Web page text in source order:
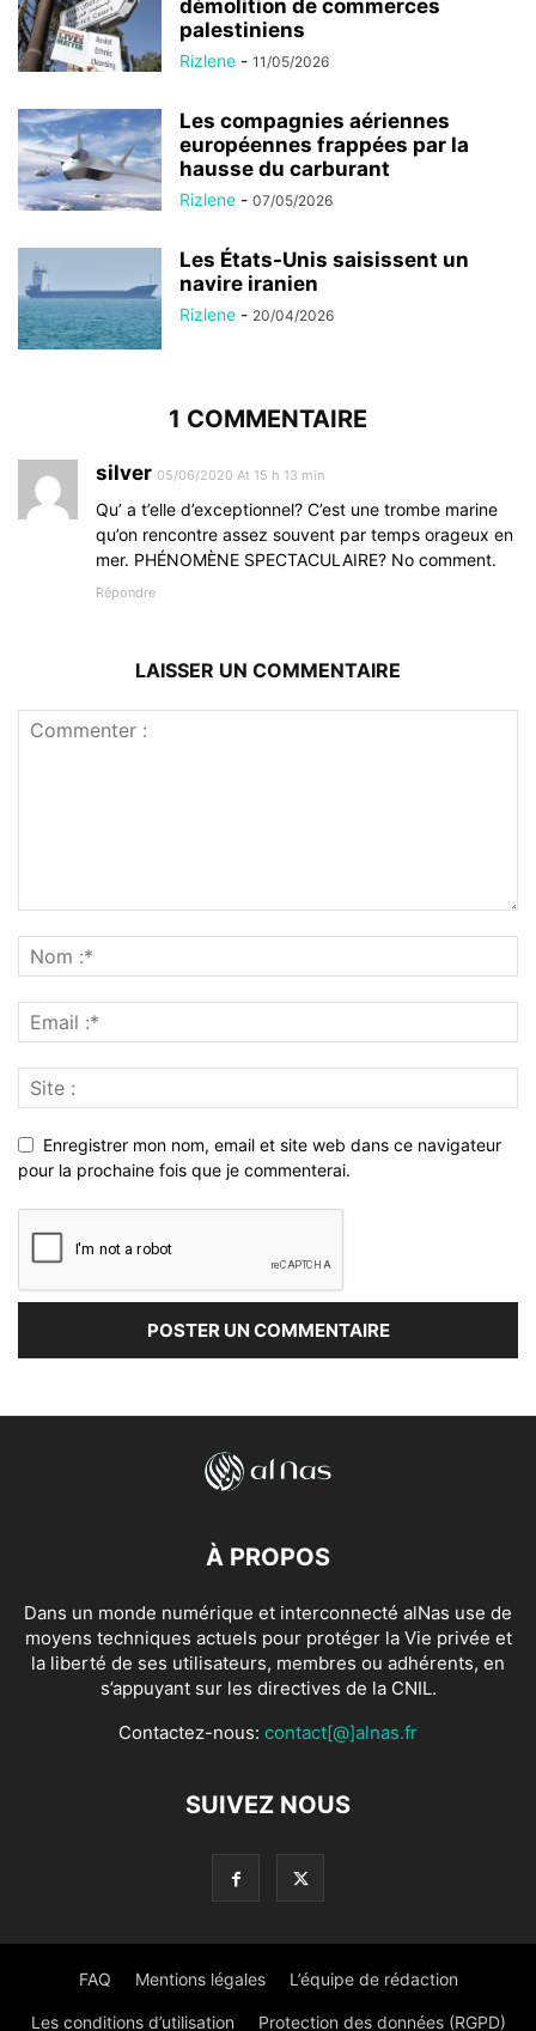
démolition de commerces
palestiniens
Rizlene - 11/05/2026
Les compagnies aériennes
européennes frappées par la
hausse du carburant
Rizlene - 07/05/2026
Les États-Unis saisissent un
navire iranien
Rizlene - 20/04/2026
1 COMMENTAIRE
silver 05/06/2020 At 15 h 13 min
Qu’ a t’elle d’exceptionnel? C’est une trombe marine
qu’on rencontre assez souvent par temps orageux en
mer. PHÉNOMÈNE SPECTACULAIRE? No comment.
Répondre
LAISSER UN COMMENTAIRE
Enregistrer mon nom, email et site web dans ce navigateur
pour la prochaine fois que je commenterai.
À PROPOS
Dans un monde numérique et interconnecté alNas use de
moyens techniques actuels pour protéger la Vie privée et
la liberté de ses utilisateurs, membres ou adhérents, en
s’appuyant sur les directives de la CNIL.
Contactez-nous: contact[@]alnas.fr
SUIVEZ NOUS
FAQ Mentions légales L’équipe de rédaction
Les conditions d’utilisation Protection des données (RGPD)